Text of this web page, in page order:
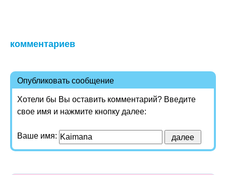
комментариев
Опубликовать сообщение
Хотели бы Вы оставить комментарий? Введите
свое имя и нажмите кнопку далее:
Ваше имя: